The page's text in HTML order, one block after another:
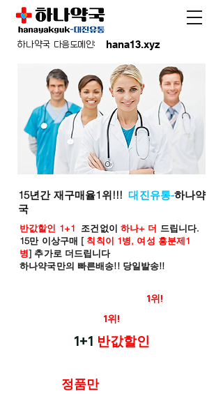
hana13.xyz
하나약국 다음도메인:
15년간 재구매율1위!!!대진유통-하나약
국
반값할인 1+1 조건없이 하나+ 더 드립니다.
15만 이상구매 [ 칙칙이 1병, 여성 흥분제1
병] 추가로 더드립니다
하나약국만의 빠른배송!! 당일발송!!
1위!
1위!
1+1 반값할인
정품만